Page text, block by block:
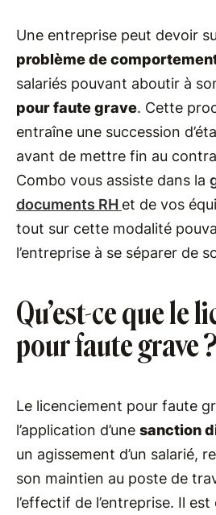
Une entreprise peut devoir
problème de
salariés pouvant aboutir à
pour faute grave. Cette
entraîne une succession
avant de mettre fin au
Combo vous assiste dans la
documents RH et de vos
tout sur cette modalité
l’entreprise à se séparer de
Qu’est-ce que le
pour faute grave ?
Le licenciement pour faute
l’application d’une sanction
un agissement d’un salarié,
son maintien au poste de
l’effectif de l’entreprise. Il